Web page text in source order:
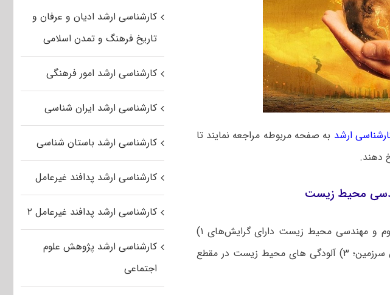
ارشد به صفحه مربوطه مراجعه نمایند تا
دهند.
محیط زیست
رشته علوم و مهندسی محیط زیست دارای گرایش‌های ۱)
مدیریت و حفاظت تنوع زیستی؛ ۲) ارزیابی و آمایش سرزمین؛ ۳) آلودگی‌ های محیط زیست در مقطع
کارشناسی ارشد ادیان و عرفان و
تاریخ فرهنگ و تمدن اسلامی
کارشناسی ارشد امور فرهنگی
کارشناسی ارشد ایران شناسی
کارشناسی ارشد باستان شناسی
کارشناسی ارشد پدافند غیرعامل
کارشناسی ارشد پدافند غیرعامل ۲
کارشناسی ارشد پژوهش علوم
اجتماعی